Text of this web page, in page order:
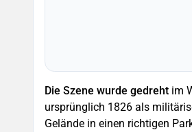
Die Szene wurde gedreht im
ursprünglich 1826 als
Gelände in einen richtigen